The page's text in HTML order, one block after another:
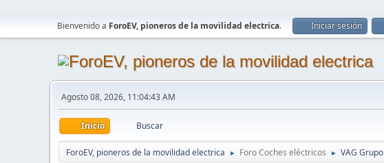
Bienvenido a ForoEV, pioneros de la movilidad electrica. Iniciar sesión
Agosto 08, 2026, 11:04:43 AM
Inicio Buscar
ForoEV, pioneros de la movilidad electrica ► Foro Coches eléctricos ► VAG Grupo